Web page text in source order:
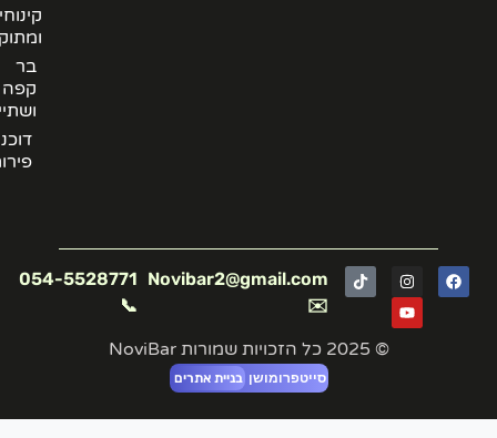
קינוחים
ומתוקים
קפה
ושתייה
דוכני
פירות
054-5528771 Novibar2@gmail.com
סייטפרומושןבניית אתרים